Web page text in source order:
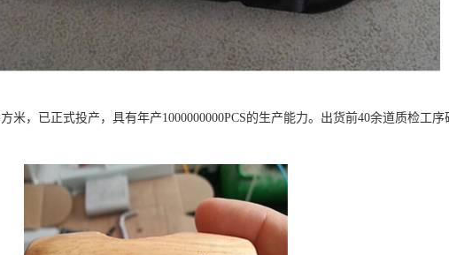
米，已正式投产，具有年产1000000000PCS的生产能力。出货前40余道质检工